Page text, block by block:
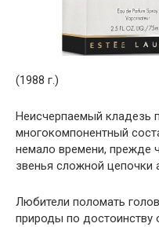
(1988 г.)
Неисчерпаемый кладезь
многокомпонентный
немало времени, прежде
звенья сложной цепочки
Любители поломать
природы по достоинству